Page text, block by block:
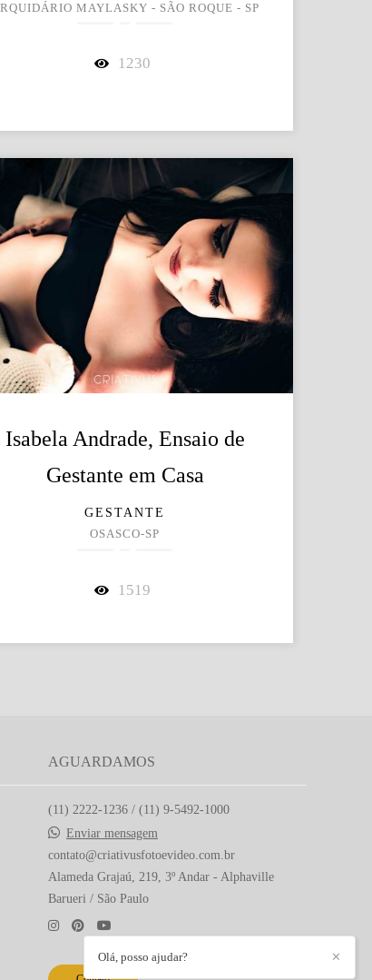
MAYLASKY - SÃO ROQUE - SP
1230
Isabela Andrade, Ensaio de
Gestante em Casa
GESTANTE
OSASCO-SP
1519
AGUARDAMOS
(11) 2222-1236 / (11) 9-5492-1000
Enviar mensagem
contato@criativusfotoevideo.com.br
Alameda Grajaú, 219, 3º Andar - Alphaville
Barueri / São Paulo
✕
Olá, posso ajudar?